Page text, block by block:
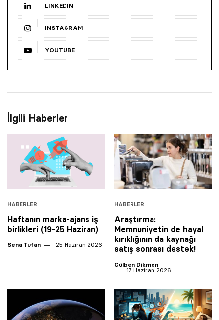
LINKEDIN
INSTAGRAM
YOUTUBE
İlgili Haberler
HABERLER
Haftanın marka-ajans iş
birlikleri (19-25 Haziran)
Sena Tufan 25 Haziran 2026
HABERLER
Araştırma:
Memnuniyetin de hayal
kırıklığının da kaynağı
satış sonrası destek!
Gülben Dikmen
17 Haziran 2026